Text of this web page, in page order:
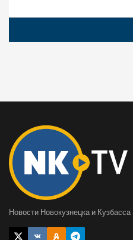
Новости Новокузнецка и Кузбасса